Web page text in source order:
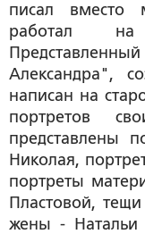
писал вместо
работал
Александра",
написан на
портретов
представлены
Николая,
портреты
Пластовой,
жены - Натальи